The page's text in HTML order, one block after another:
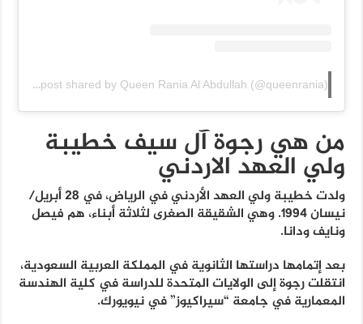
A post shared by Queen Rania Al Abdullah (@queenrania)
من هي رجوة آل سيف خطيبة
ولي العهد الاردني
ولدت خطيبة ولي العهد الأردني في الرياض، في 28 أبريل/
نيسان 1994. وهي الشقيقة الصغرى لثلاثة أبناء، هم فيصل
ونايف ودانا.
بعد إتمامها دراستها الثانوية في المملكة العربية السعودية،
انتقلت رجوة إلى الولايات المتحدة للدراسة في كلية الهندسة
المعمارية في جامعة “سيراكيوز” في نيويورك.